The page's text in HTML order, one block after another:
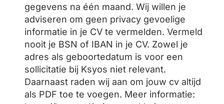
gegevens na één maand. Wij willen je
adviseren om geen privacy gevoelige
informatie in je CV te vermelden. Vermeld
nooit je BSN of IBAN in je CV. Zowel je
adres als geboortedatum is voor een
sollicitatie bij Ksyos niet relevant.
Daarnaast raden wij aan om jouw cv altijd
als PDF toe te voegen. Meer informatie: